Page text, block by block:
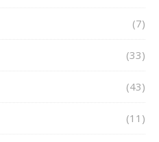
(7)
(33)
(43)
(11)